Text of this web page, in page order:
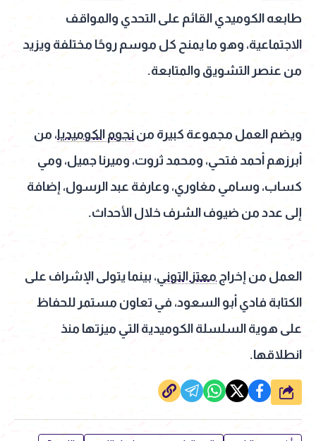
طابعه الكوميدي القائم على التحدي والمواقف
الاجتماعية، وهو ما يمنح كل موسم روحًا مختلفة ويزيد
من عنصر التشويق والمتابعة.
ويضم العمل مجموعة كبيرة من نجوم الكوميديا، من
أبرزهم أحمد فتحي، ومحمد ثروت، وميرنا جميل، ومي
كساب، وسامي مغاوري، وعارفة عبد الرسول، إضافة
إلى عدد من ضيوف الشرف خلال الأحداث.
العمل من إخراج معتز التوني، بينما يتولى الإشراف على
الكتابة فادي أبو السعود، في تعاون مستمر للحفاظ
على هوية السلسلة الكوميدية التي ميزتها منذ
انطلاقها.
شارك